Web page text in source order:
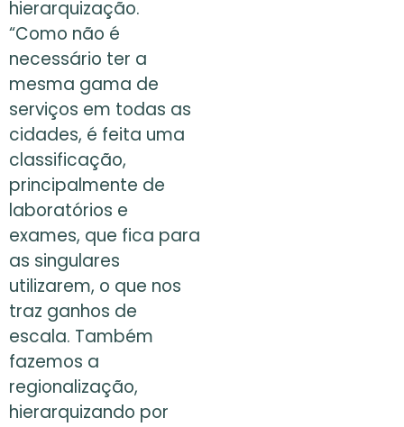
hierarquização.
“Como não é
necessário ter a
mesma gama de
serviços em todas as
cidades, é feita uma
classificação,
principalmente de
laboratórios e
exames, que fica para
as singulares
utilizarem, o que nos
traz ganhos de
escala. Também
fazemos a
regionalização,
hierarquizando por